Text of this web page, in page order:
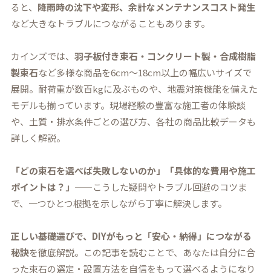
ると、 降雨時の沈下や変形、余計なメンテナンスコスト発生
など大きなトラブルにつながることもあります。
カインズでは、羽子板付き束石・コンクリート製・合成樹脂
製束石など多様な商品を6cm～18cm以上の幅広いサイズで
展開。耐荷重が数百kgに及ぶものや、地震対策機能を備えた
モデルも揃っています。現場経験の豊富な施工者の体験談
や、土質・排水条件ごとの選び方、各社の商品比較データも
詳しく解説。
「どの束石を選べば失敗しないのか」「具体的な費用や施工
ポイントは？」 ——こうした疑問やトラブル回避のコツま
で、一つひとつ根拠を示しながら丁寧に解決します。
正しい基礎選びで、DIYがもっと「安心・納得」につながる
秘訣を徹底解説。この記事を読むことで、あなたは自分に合
った束石の選定・設置方法を自信をもって選べるようになり